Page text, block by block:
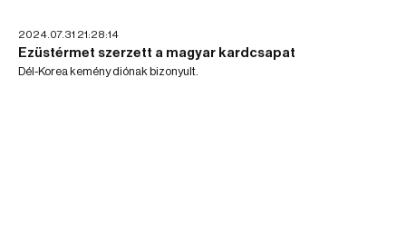
2024.07.31 21:28:14
Ezüstérmet szerzett a magyar kardcsapat
Dél-Korea kemény diónak bizonyult.